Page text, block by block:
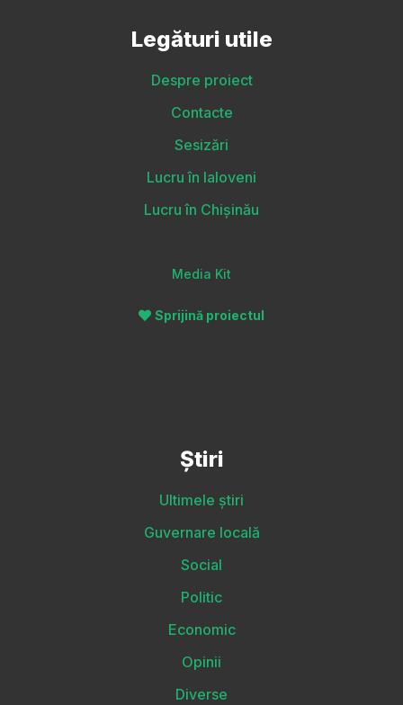
Legături utile
Despre proiect
Contacte
Sesizări
Lucru în Ialoveni
Lucru în Chișinău
Media Kit
Sprijină proiectul
Știri
Ultimele știri
Guvernare locală
Social
Politic
Economic
Opinii
Diverse